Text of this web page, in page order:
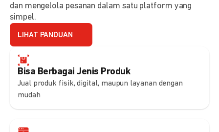
Bisa Berbagai Jenis Produk
Jual produk fisik, digital, maupun layanan dengan
mudah
dan mengelola pesanan dalam satu platform yang
simpel.
LIHAT PANDUAN